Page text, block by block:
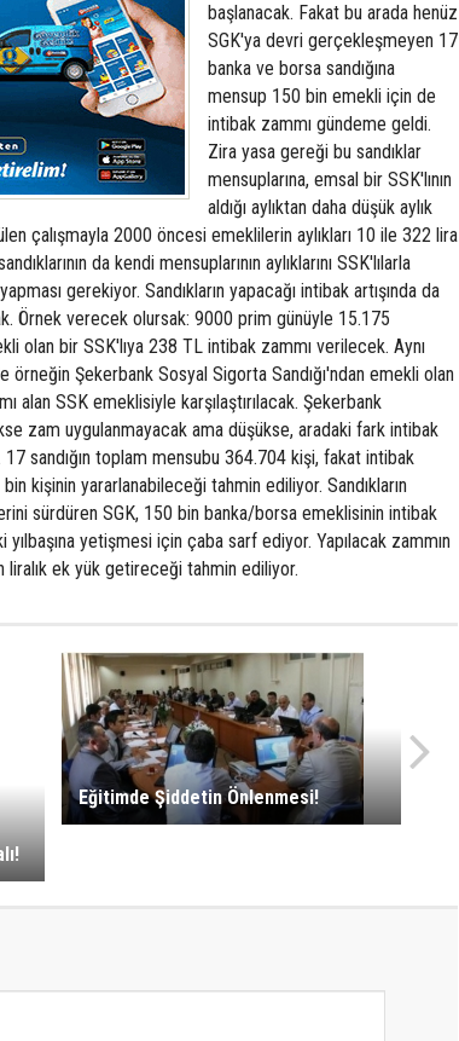
başlanacak. Fakat bu arada henüz
SGK'ya devri gerçekleşmeyen 17
banka ve borsa sandığına
mensup 150 bin emekli için de
intibak zammı gündeme geldi.
Zira yasa gereği bu sandıklar
mensuplarına, emsal bir SSK'lının
aldığı aylıktan daha düşük aylık
çalışmayla 2000 öncesi emeklilerin aylıkları 10 ile 322 lira
da kendi mensuplarının aylıklarını SSK'lılarla
yapması gerekiyor. Sandıkların yapacağı intibak artışında da
Örnek verecek olursak: 9000 prim günüyle 15.175
olan bir SSK'lıya 238 TL intibak zammı verilecek. Aynı
Şekerbank Sosyal Sigorta Sandığı'ndan emekli olan
alan SSK emeklisiyle karşılaştırılacak. Şekerbank
zam uygulanmayacak ama düşükse, aradaki fark intibak
sandığın toplam mensubu 364.704 kişi, fakat intibak
kişinin yararlanabileceği tahmin ediliyor. Sandıkların
sürdüren SGK, 150 bin banka/borsa emeklisinin intibak
yılbaşına yetişmesi için çaba sarf ediyor. Yapılacak zammın
liralık ek yük getireceği tahmin ediliyor.
Eğitimde Şiddetin Önlenmesi!